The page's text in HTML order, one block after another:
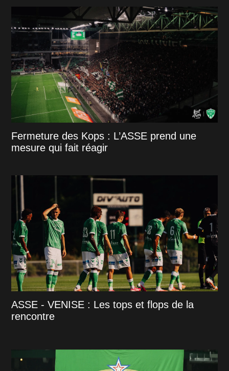
Fermeture des Kops : L’ASSE prend une
mesure qui fait réagir
ASSE - VENISE : Les tops et flops de la
rencontre